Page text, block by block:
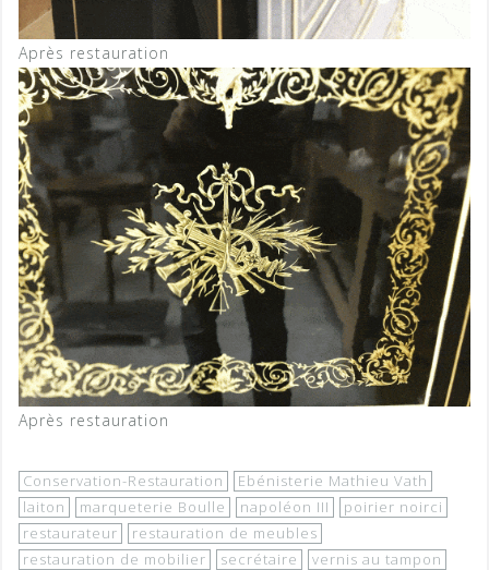
Après restauration
Après restauration
Conservation-Restauration
Ebénisterie Mathieu Vath
laiton
marqueterie Boulle napoléon III
poirier noirci
restaurateur
restauration de meubles
restauration de mobilier
secrétaire vernis au tampon